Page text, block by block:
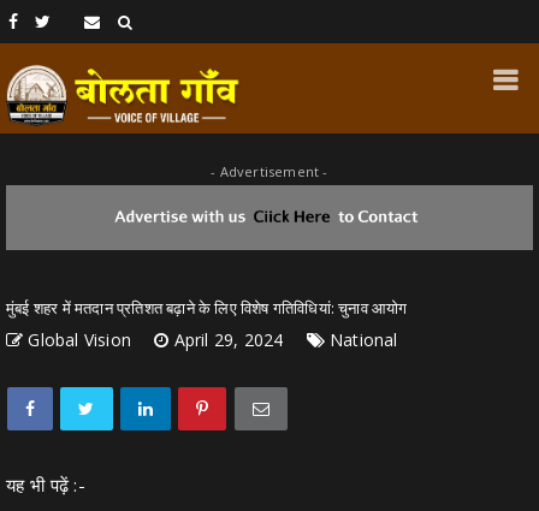
- Advertisement -
मुंबई शहर में मतदान प्रतिशत बढ़ाने के लिए विशेष गतिविधियां: चुनाव आयोग
Global Vision April 29, 2024 National
यह भी पढ़ें :-